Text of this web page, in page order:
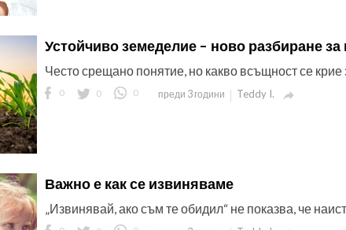
Устойчиво земеделие – ново разбиране
Често срещано понятие, но какво всъщност се крие
0 0 0 преди 3 години Teddy I. 
Важно е как се извиняваме
„Извинявай, ако съм те обидил“ не показва, че